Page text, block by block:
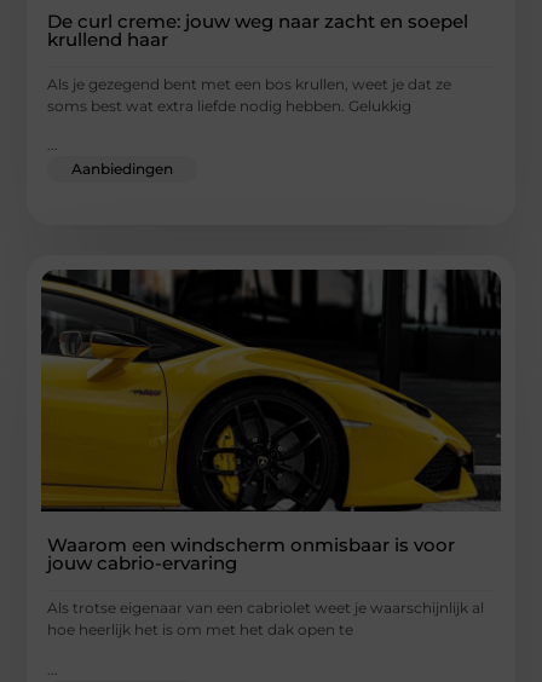
De curl creme: jouw weg naar zacht en soepel
krullend haar
Als je gezegend bent met een bos krullen, weet je dat ze
soms best wat extra liefde nodig hebben. Gelukkig
...
Aanbiedingen
Waarom een windscherm onmisbaar is voor
jouw cabrio-ervaring
Als trotse eigenaar van een cabriolet weet je waarschijnlijk al
hoe heerlijk het is om met het dak open te